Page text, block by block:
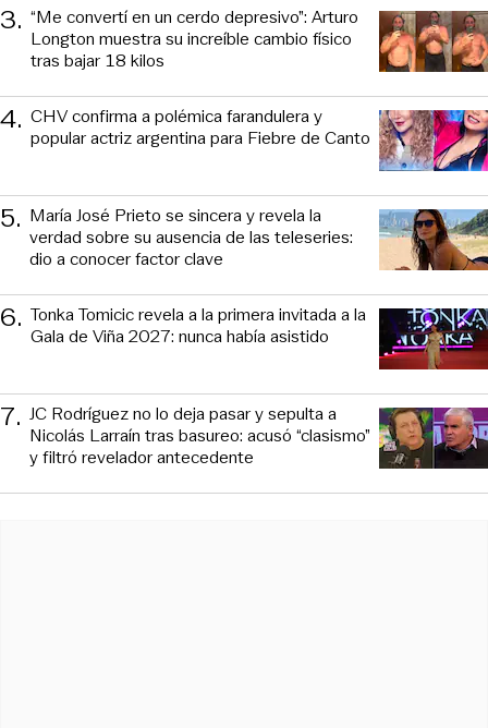
3. “Me convertí en un cerdo depresivo”: Arturo
Longton muestra su increíble cambio físico
tras bajar 18 kilos
4. CHV confirma a polémica farandulera y
popular actriz argentina para Fiebre de Canto
5. María José Prieto se sincera y revela la
verdad sobre su ausencia de las teleseries:
dio a conocer factor clave
6. Tonka Tomicic revela a la primera invitada a la
Gala de Viña 2027: nunca había asistido
7. JC Rodríguez no lo deja pasar y sepulta a
Nicolás Larraín tras basureo: acusó “clasismo”
y filtró revelador antecedente